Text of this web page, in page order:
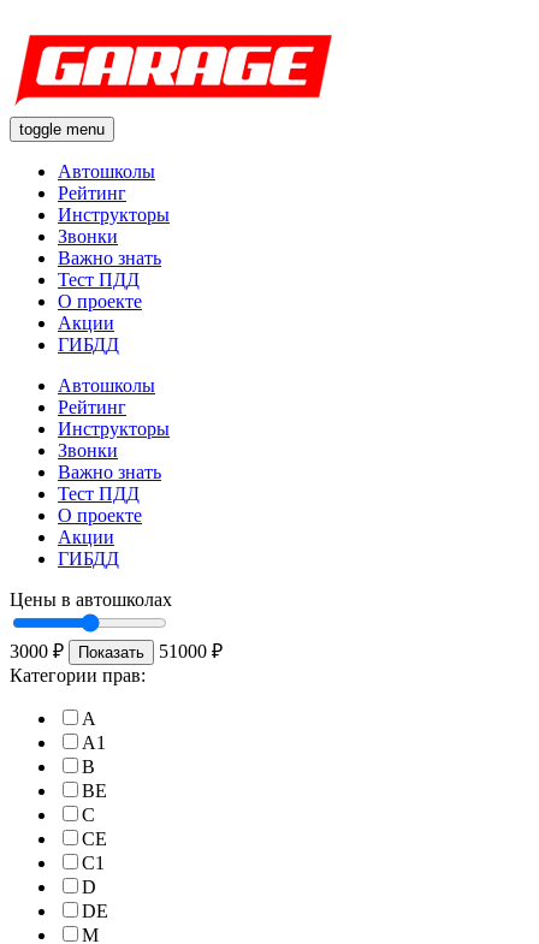
toggle menu
Автошколы
Рейтинг
Инструкторы
Звонки
Важно знать
Тест ПДД
О проекте
Акции
ГИБДД
Автошколы
Рейтинг
Инструкторы
Звонки
Важно знать
Тест ПДД
О проекте
Акции
ГИБДД
Цены в автошколах
3000 ₽ Показать 51000 ₽
Категории прав:
A
A1
B
BE
C
CE
C1
D
DE
M